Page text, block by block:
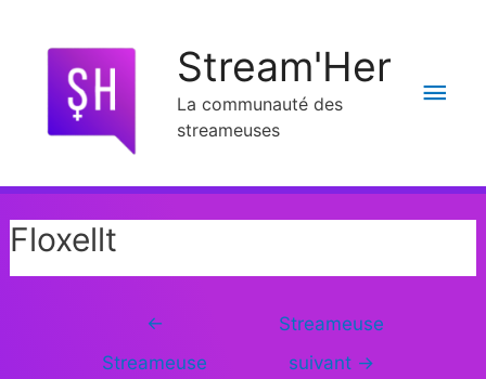
Stream'Her
La communauté des
streameuses
Floxellt
←
Streameuse
Streameuse
suivant →